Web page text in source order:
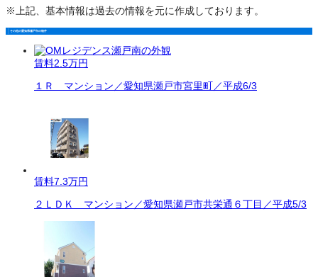
※上記、基本情報は過去の情報を元に作成しております。
その他の愛知県瀬戸市の物件
賃料2.5万円
１Ｒ マンション／愛知県瀬戸市宮里町／平成6/3
賃料7.3万円
２ＬＤＫ マンション／愛知県瀬戸市共栄通６丁目／平成5/3